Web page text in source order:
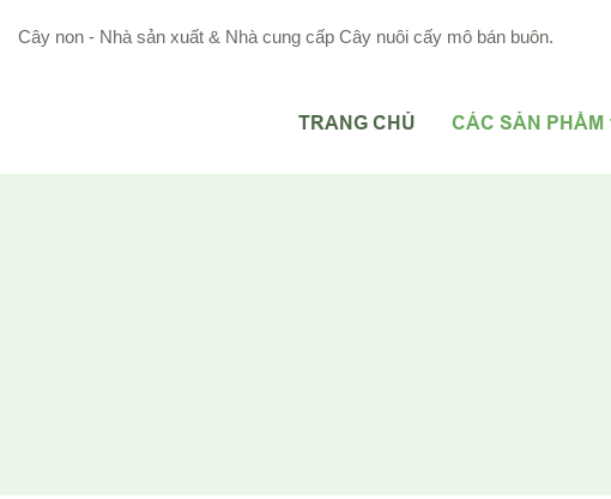
Cây non - Nhà sản xuất & Nhà cung cấp Cây nuôi cấy mô bán buôn.
TRANG CHỦ CÁC SẢN PHẨM